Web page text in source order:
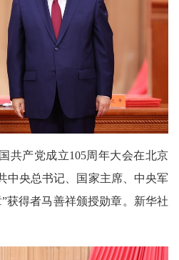
共产党成立105周年大会在北京
中央总书记、国家主席、中央军
获得者马善祥颁授勋章。新华社